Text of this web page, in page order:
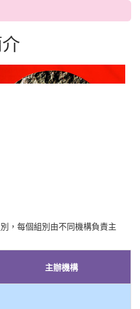
，每個組別由不同機構負責主
主辦機構